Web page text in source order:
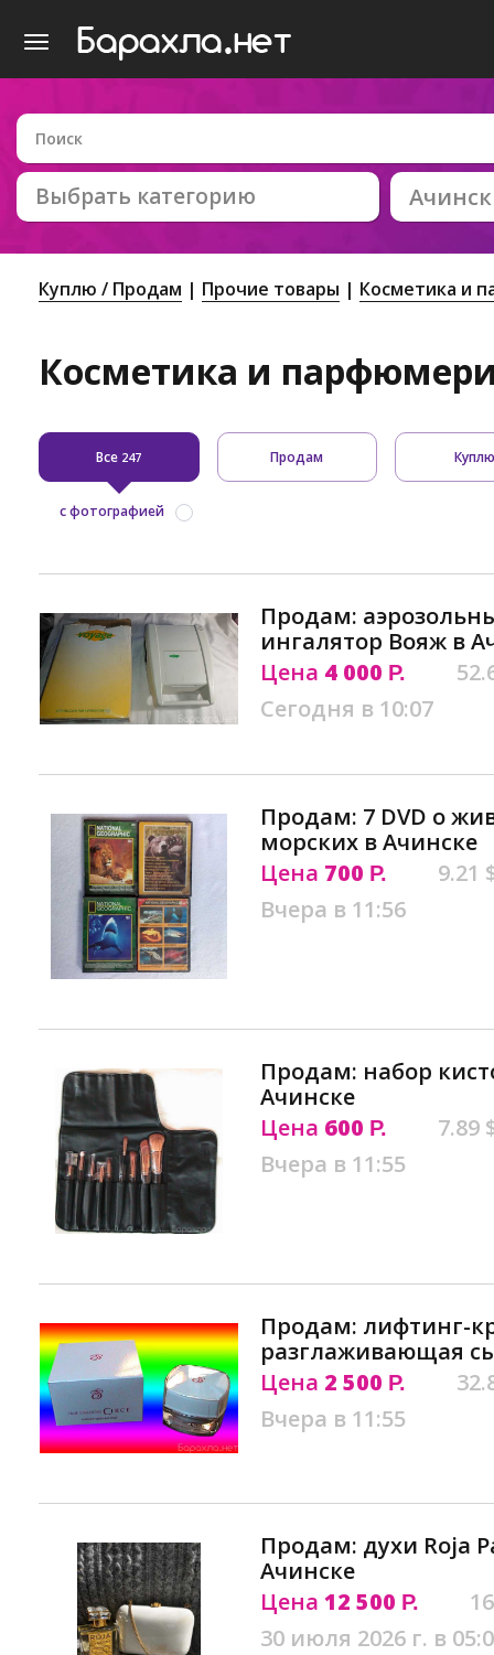
Выбрать категорию Ачинск
Куплю / Продам Прочие товары Косметика и
Косметика и
Все 247 Продам
с фотографией
Продам:
ингалятор Вояж в
Цена 4 000 Р.
Сегодня в 10:07
Продам: 7 DVD о
морских в Ачинске
Цена 700 Р.
9.21
Вчера в 11:56
Продам: набор
Ачинске
Цена 600 Р.
7.89
Вчера в 11:55
Продам: лифтинг-
разглаживающая
Цена 2 500 Р.
Вчера в 11:55
Продам: духи Roja
Ачинске
Цена 12 500 Р.
30 июля 2026 г. в